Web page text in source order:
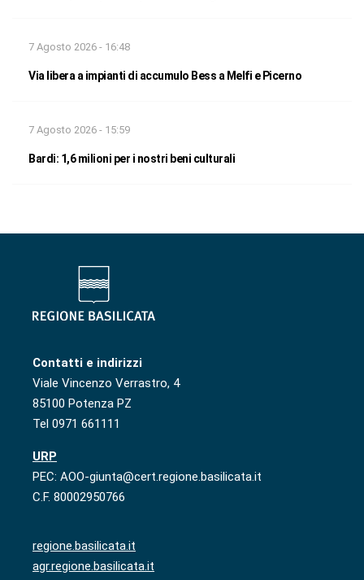
7 Agosto 2026 - 16:48
Via libera a impianti di accumulo Bess a Melfi e Picerno
7 Agosto 2026 - 15:59
Bardi: 1,6 milioni per i nostri beni culturali
Contatti e indirizzi
Viale Vincenzo Verrastro, 4
85100 Potenza PZ
Tel 0971 661111
URP
PEC: AOO-giunta@cert.regione.basilicata.it
C.F. 80002950766
regione.basilicata.it
agr.regione.basilicata.it